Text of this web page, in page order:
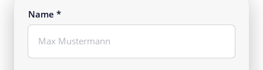
Name *
Name *